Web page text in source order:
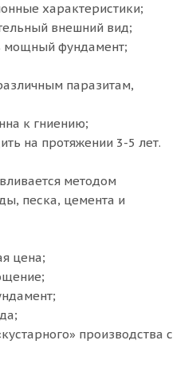
характеристики;
внешний вид;
мощный фундамент;
паразитам,
к гниению;
на протяжении 3-5 лет. ⠀
методом
песка, цемента и
цена;
производства с